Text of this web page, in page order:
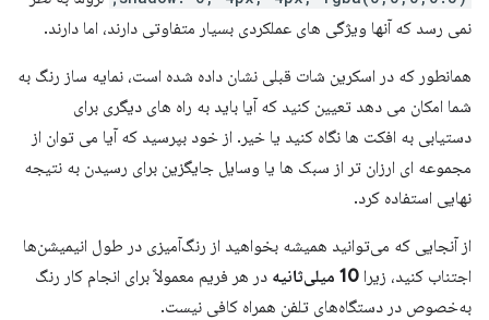
نمی رسد که آنها ویژگی های عملکردی بسیار متفاوتی دارند، اما دارند.
همانطور که در اسکرین شات قبلی نشان داده شده است، نمایه ساز رنگ به
شما امکان می دهد تعیین کنید که آیا باید به راه های دیگری برای
دستیابی به افکت ها نگاه کنید یا خیر. از خود بپرسید که آیا می توان از
مجموعه ای ارزان تر از سبک ها یا وسایل جایگزین برای رسیدن به نتیجه
نهایی استفاده کرد.
از آنجایی که می‌توانید همیشه بخواهید از رنگ‌آمیزی در طول انیمیشن‌ها
اجتناب کنید، زیرا 10 میلی‌ثانیه
در هر فریم معمولاً برای انجام کار رنگ
به‌خصوص در دستگاه‌های تلفن همراه کافی نیست.